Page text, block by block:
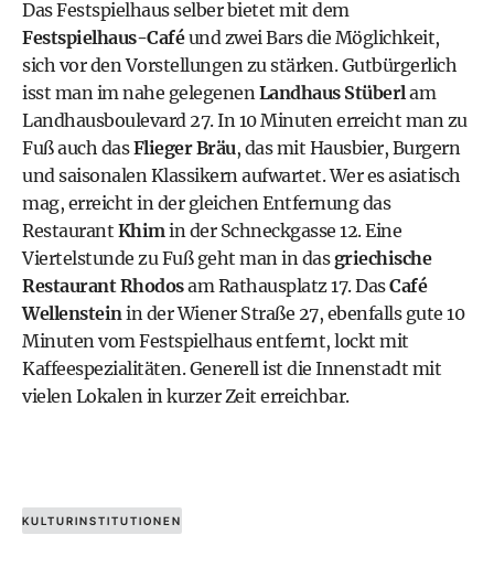
Das Festspielhaus selber bietet mit dem
Festspielhaus-Caféund zwei Bars die Möglichkeit,
sich vor den Vorstellungen zu stärken. Gutbürgerlich
isst man im nahe gelegenen Landhaus Stüberl am
Landhausboulevard 27. In 10 Minuten erreicht man zu
Fuß auch dasFlieger Bräu, das mit Hausbier, Burgern
und saisonalen Klassikern aufwartet. Wer es asiatisch
mag, erreicht in der gleichen Entfernung das
Restaurant Khim in der Schneckgasse 12. Eine
Viertelstunde zu Fuß geht man in dasgriechische
Restaurant Rhodosam Rathausplatz 17. DasCafé
Wellenstein in der Wiener Straße 27, ebenfalls gute 10
Minuten vom Festspielhaus entfernt, lockt mit
Kaffeespezialitäten. Generell ist die Innenstadt mit
vielen Lokalen in kurzer Zeit erreichbar.
KULTURINSTITUTIONEN